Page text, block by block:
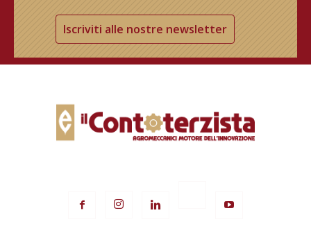
Iscriviti alle nostre newsletter